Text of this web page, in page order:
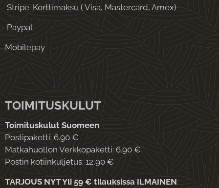
lentää
suoraan
ja on
hallittavi
ssa.
Hitaam
heittova
uhdilla
se pysyy
suoralla
linjalla ja
kääntyy
Stripe-Korttimaksu ( Visa, Mastercard, Amex)
Paypal
Mobilepay
TOIMITUSKULUT
Toimituskulut Suomeen
Postipaketti: 6.90 €
Matkahuollon Verkkopaketti: 6.90 €
Postin kotiinkuljetus: 12,90 €
TARJOUS NYT Yli 59 € tilauksissa ILMAINEN